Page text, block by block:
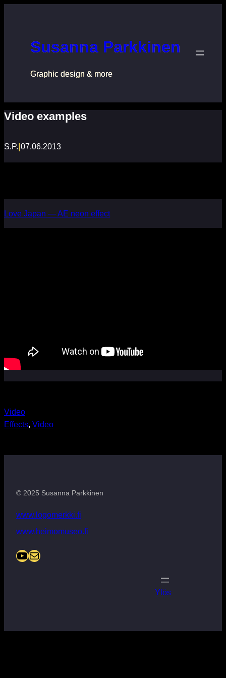
Susanna Parkkinen
Graphic design & more
Video examples
S.P. 07.06.2013
Love Japan — AE neon effect
Video
Effects, Video
© 2025 Susanna Parkkinen
www.logomerkki.fi
www.heimomuseo.fi
YouTube Mail
Ylös